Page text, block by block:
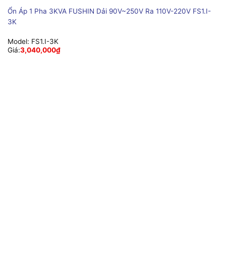
Ổn Áp 1 Pha 3KVA FUSHIN Dải 90V~250V Ra 110V-220V FS1.I-
3K
Model: FS1.I-3K
Giá:3,040,000₫